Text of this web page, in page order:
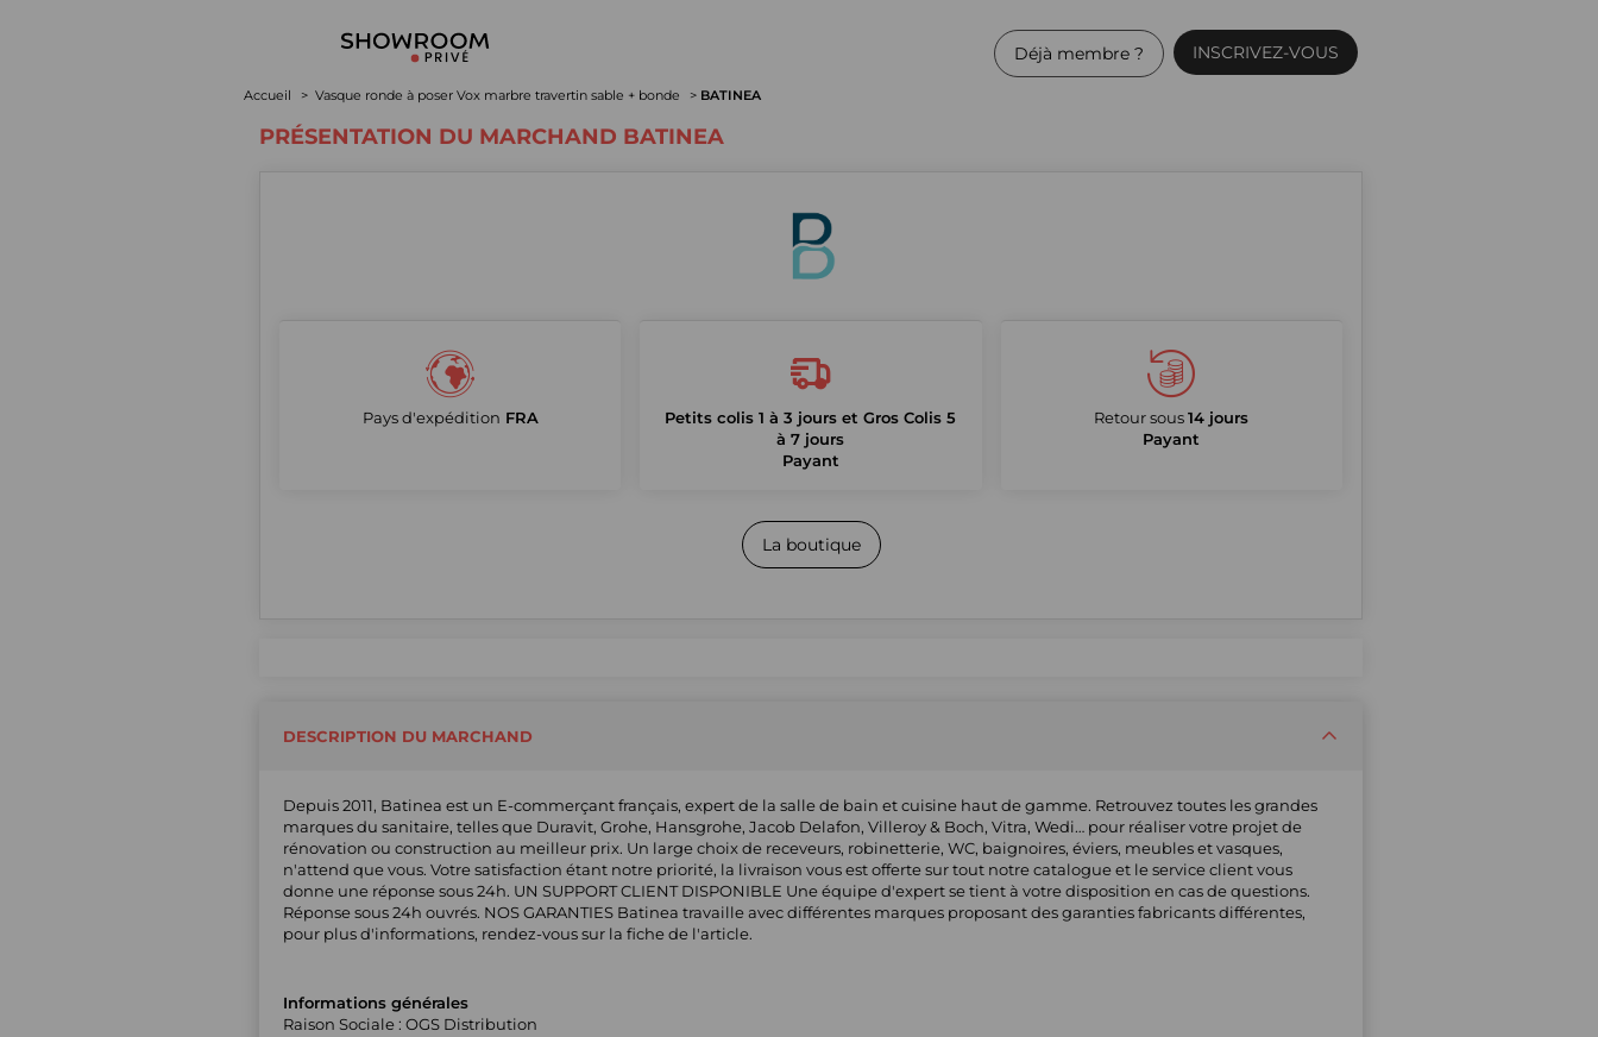
INSCRIVEZ-VOUS
Déjà membre ?
Accueil Vasque ronde à poser Vox marbre travertin sable + bonde BATINEA
PRÉSENTATION DU MARCHAND BATINEA
Pays d'expédition FRA
Petits colis 1 à 3 jours et Gros Colis 5
à 7 jours
Payant
Retour sous14 jours
Payant
La boutique
DESCRIPTION DU MARCHAND
Depuis 2011, Batinea est un E-commerçant français, expert de la salle de bain et cuisine haut de gamme. Retrouvez toutes les grandes
marques du sanitaire, telles que Duravit, Grohe, Hansgrohe, Jacob Delafon, Villeroy & Boch, Vitra, Wedi… pour réaliser votre projet de
rénovation ou construction au meilleur prix. Un large choix de receveurs, robinetterie, WC, baignoires, éviers, meubles et vasques,
n'attend que vous. Votre satisfaction étant notre priorité, la livraison vous est offerte sur tout notre catalogue et le service client vous
donne une réponse sous 24h. UN SUPPORT CLIENT DISPONIBLE Une équipe d'expert se tient à votre disposition en cas de questions.
Réponse sous 24h ouvrés. NOS GARANTIES Batinea travaille avec différentes marques proposant des garanties fabricants différentes,
pour plus d'informations, rendez-vous sur la fiche de l'article.
Informations générales
Raison Sociale : OGS Distribution